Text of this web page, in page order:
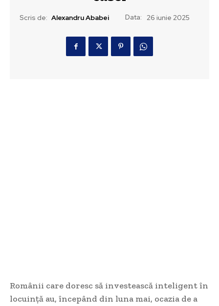
Scris de: Alexandru Ababei Data: 26 iunie 2025
Românii care doresc să investească inteligent în
locuință au, începând din luna mai, ocazia de a